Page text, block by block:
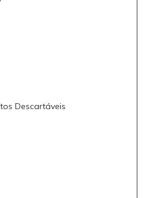
Descartáveis